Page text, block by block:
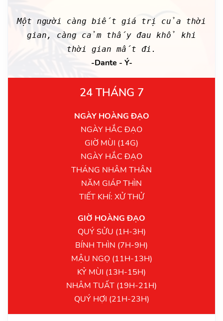
Một người càng biết giá trị của thời
gian, càng cảm thấy đau khổ khi
thời gian mất đi.
-Dante - Ý-
24 THÁNG 7
NGÀY HOÀNG ĐẠO
NGÀY HẮC ĐẠO
GIỜ MÙI (14G)
NGÀY HẮC ĐẠO
THÁNG NHÂM THÂN
NĂM GIÁP THÌN
TIẾT KHÍ: XỬ THỬ
GIỜ HOÀNG ĐẠO
QUÝ SỬU (1H-3H)
BÍNH THÌN (7H-9H)
MẬU NGỌ (11H-13H)
KỶ MÙI (13H-15H)
NHÂM TUẤT (19H-21H)
QUÝ HỢI (21H-23H)